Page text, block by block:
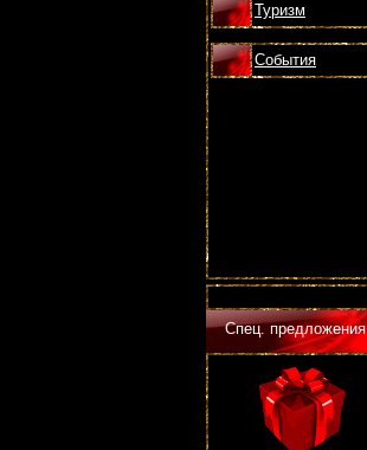
Туризм
События
Спец. предложения